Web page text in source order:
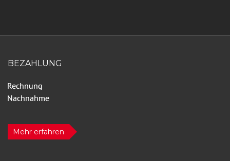
BEZAHLUNG
Mehr erfahren